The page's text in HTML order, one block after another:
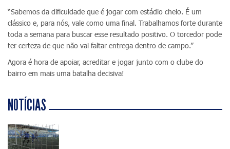
“Sabemos da dificuldade que é jogar com estádio cheio. É um
clássico e, para nós, vale como uma final. Trabalhamos forte durante
toda a semana para buscar esse resultado positivo. O torcedor pode
ter certeza de que não vai faltar entrega dentro de campo.”
Agora é hora de apoiar, acreditar e jogar junto com o clube do
bairro em mais uma batalha decisiva!
NOTÍCIAS